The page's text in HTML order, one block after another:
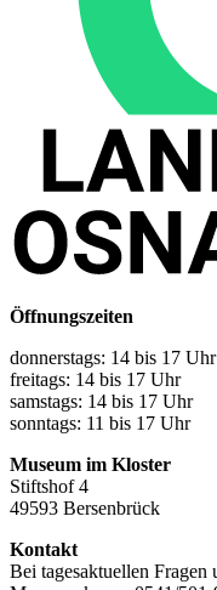
Öffnungszeiten
donnerstags: 14 bis 17 Uhr
freitags: 14 bis 17 Uhr
samstags: 14 bis 17 Uhr
sonntags: 11 bis 17 Uhr
Museum im Kloster
Stiftshof 4
49593 Bersenbrück
Kontakt
Bei tagesaktuellen